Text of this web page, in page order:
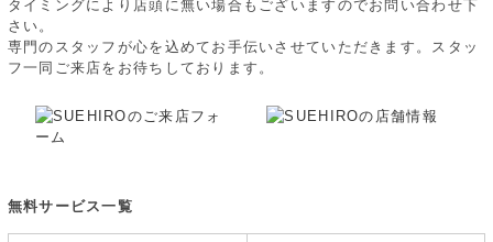
タイミングにより店頭に無い場合もございますのでお問い合わせ下
さい。
専門のスタッフが心を込めてお手伝いさせていただきます。スタッ
フ一同ご来店をお待ちしております。
無料サービス一覧